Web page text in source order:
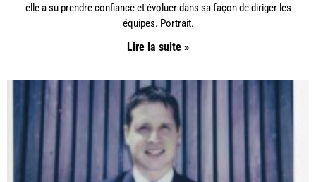
elle a su prendre confiance et évoluer dans sa façon de diriger les
équipes. Portrait.
Lire la suite »